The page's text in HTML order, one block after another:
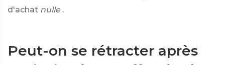
d'achat nulle .
Peut-on se rétracter après